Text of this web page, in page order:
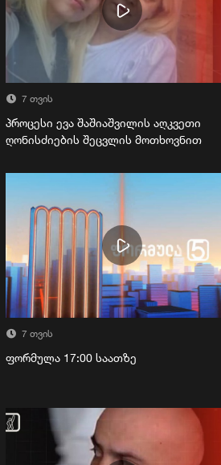
7 თვის
პროცესი ევა შაშიაშვილის აღკვეთი
ღონისძიების შეცვლის მოთხოვნით
7 თვის
ფორმულა 17:00 საათზე